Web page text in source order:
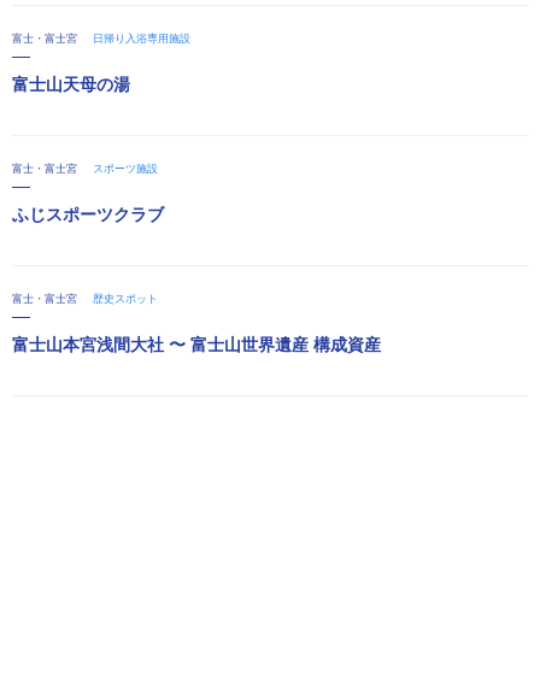
富士・富士宮 日帰り入浴専用施設
富士山天母の湯
富士・富士宮 スポーツ施設
ふじスポーツクラブ
富士・富士宮 歴史スポット
富士山本宮浅間大社 〜 富士山世界遺産 構成資産